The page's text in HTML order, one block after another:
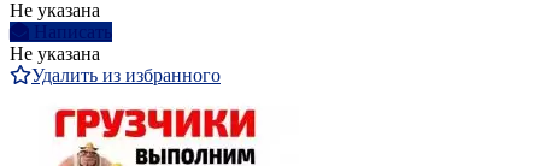
Не указана
Написать
Не указана
Удалить из избранного